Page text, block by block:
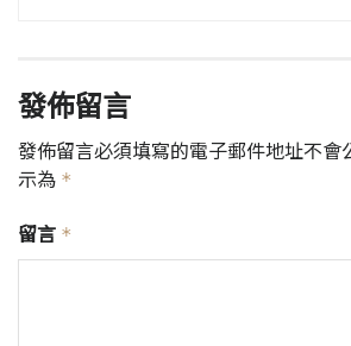
發佈留言
發佈留言必須填寫的電子郵件地址不會
示為 *
留言 *